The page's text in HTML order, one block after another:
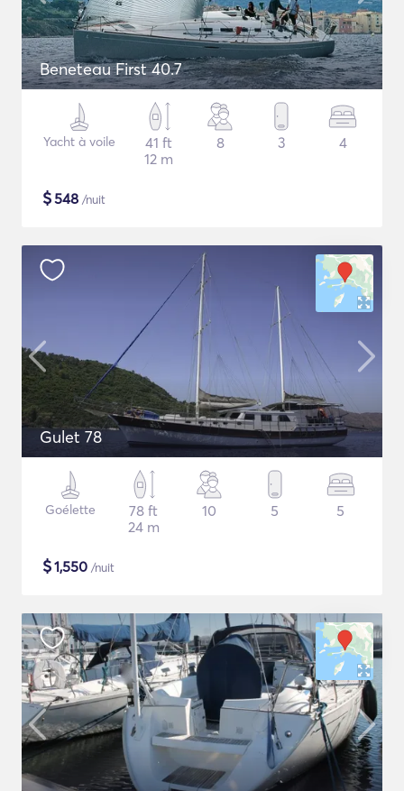
Beneteau First 40.7
Yacht à voile
41 ft
12 m
8 3 4
$548 /nuit
Gulet 78
Goélette
78 ft
24 m
10 5 5
$1,550 /nuit